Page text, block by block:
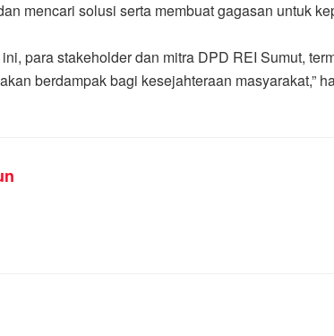
mencari solusi serta membuat gagasan untuk
para stakeholder dan mitra DPD REI Sumut,
berdampak bagi kesejahteraan masyarakat,”